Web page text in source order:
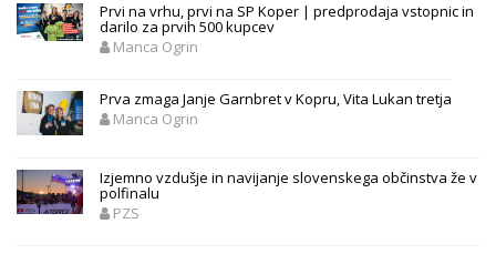
Prvi na vrhu, prvi na SP Koper | predprodaja vstopnic in
darilo za prvih 500 kupcev
Manca Ogrin
Prva zmaga Janje Garnbret v Kopru, Vita Lukan tretja
Manca Ogrin
Izjemno vzdušje in navijanje slovenskega občinstva že v
polfinalu
PZS